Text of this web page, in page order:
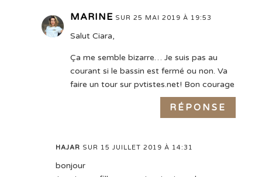
MARINE SUR 25 MAI 2019 À 19:53
Salut Ciara,
Ça me semble bizarre… Je suis pas au
courant si le bassin est fermé ou non. Va
faire un tour sur pvtistes.net! Bon courage
RÉPONSE
HAJAR SUR 15 JUILLET 2019 À 14:31
bonjour